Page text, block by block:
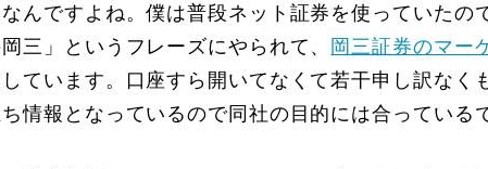
んですよね。僕は普段ネット証券を使っていたの
三」というフレーズにやられて、 岡三証券のマー
ています。口座すら開いてなくて若干申し訳なく
情報となっているので同社の目的には合っている